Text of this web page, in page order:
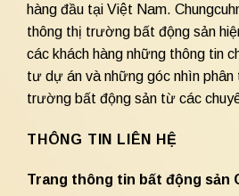
hàng đầu tại Việt Nam.
thông thị trường bất động sản
các khách hàng những thông tin
tư dự án và những góc nhìn phân
trường bất động sản từ các
THÔNG TIN LIÊN HỆ
Trang thông tin bất động sản